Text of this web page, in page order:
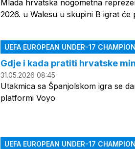
Mlada hrvatska nogometna
2026. u Walesu u skupini B igrat
UEFA EUROPEAN UNDER-17
Gdje i kada pratiti hrvatske
31.05.2026 08:45
Utakmica sa Španjolskom igra se
platformi Voyo
UEFA EUROPEAN UNDER-17